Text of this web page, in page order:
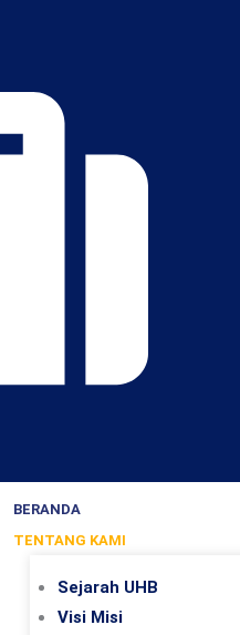
BERANDA
TENTANG KAMI
Sejarah UHB
Visi Misi